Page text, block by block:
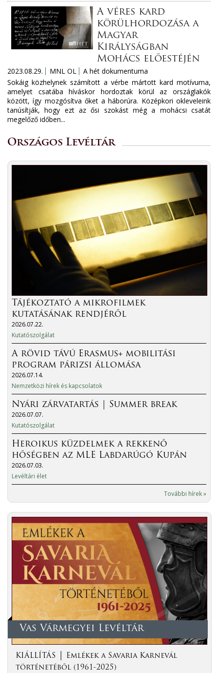
A véres kard
körülhordozása a
Magyar
Királyságban
Mohács előestéjén
2023.08.29. MNL OL
A hét dokumentuma
Sokáig közhelynek számított a vérbe mártott kard motívuma,
amelyet csatába híváskor hordoztak körül az országlakók
között, így mozgósítva őket a háborúra. Középkori okleveleink
tanúsítják, hogy ezt az ősi szokást még a mohácsi csatát
megelőző időben...
Országos Levéltár
Tájékoztató a mikrofilmek
kutatásának rendjéről
2026.07.22.
Kutatószolgálat
A rövid távú Erasmus+ mobilitási
program párizsi állomása
2026.07.14.
Nemzetközi hírek és kapcsolatok
Nyári zárvatartás | Summer break
2026.07.07.
Kutatószolgálat
Heroikus küzdelmek a rekkenő
hőségben az MLE Labdarúgó Kupán
2026.07.03.
Levéltári élet
További hírek »
Vas Vármegyei Levéltár
KIÁLLÍTÁS │ Emlékek a Savaria Karnevál
történetéből (1961-2025)